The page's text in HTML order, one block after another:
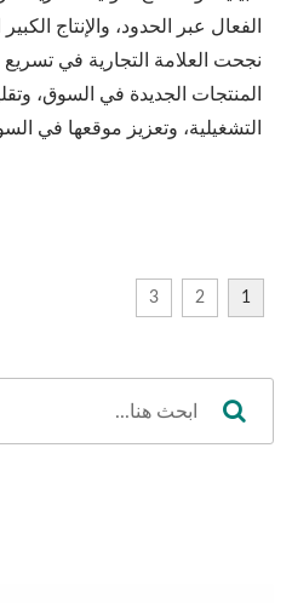
الفعال عبر الحدود، والإنتاج
نجحت العلامة التجارية في
المنتجات الجديدة في السوق،
التشغيلية، وتعزيز موقعها في
1
2
3